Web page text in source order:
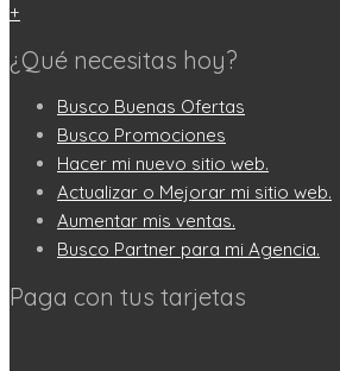
+
¿Qué necesitas hoy?
Busco Buenas Ofertas
Busco Promociones
Hacer mi nuevo sitio web.
Actualizar o Mejorar mi sitio web.
Aumentar mis ventas.
Busco Partner para mi Agencia.
Paga con tus tarjetas